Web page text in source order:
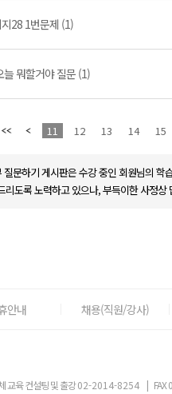
28 1번문제 (1)
늘 뭐할거야 질문 (1)
11 12 13 14 15
문하기 게시판은 수강 중인 회원님의 학
리도록 노력하고 있으나, 부득이한 사정
안내 채용(직원/강사)
교육 컨설팅 및 출강02-2014-8254 | FAX